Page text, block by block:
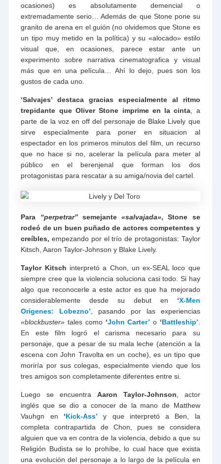
ocasiones) es absolutamente demencial o
extremadamente serio… Además de que Stone pone su
granito de arena en el guión (no olvidemos que Stone es
un tipo muy metido en la política) y su «alocado» estilo
visual que, en ocasiones, parece estar ante un
experimento sobre narrativa cinematografica y visual
más que en una película… Ahí lo dejo, pues son los
gustos de cada uno.
‘Salvajes’ destaca gracias especialmente al ritmo
trepidante que Oliver Stone imprime en la cinta, a
parte de la voz en off del personaje de Blake Lively que
sirve especialmente para poner en situacion al
espectador en los primeros minutos del film, un recurso
que no hace si no, acelerar la película para meter al
público en el berenjenal que forman los dos
protagonistas para rescatar a su amiga/novia del cartel.
Para “perpetrar”semejante«salvajada», Stone se
rodeó de un buen puñado de actores competentes y
creíbles, empezando por el trío de protagonistas: Taylor
Kitsch, Aaron Taylor-Johnson y Blake Lively.
Taylor Kitsch interpretó a Chon, un ex-SEAL loco que
siempre cree que la violencia soluciona casi todo. Si hay
algo que reconocerle a este actor es que ha mejorado
considerablemente desde su debut en ‘X-Men
Origenes: Lobezno’, pasando por las experiencias
«blockbuster» tales como‘John Carter’ o ‘Battleship’.
En este film logró el carisma necesario para su
personaje, que a pesar de su mala leche (atención a la
escena con John Travolta en un coche), es un tipo que
moriría por sus colegas, especialmente viendo que los
tres amigos son completamente diferentes entre si.
Luego se encuentra Aaron Taylor-Johnson, actor
inglés que se dio a conocer de la mano de Matthew
Vauhgn en ‘Kick-Ass’ y que interpretó a Ben, la
completa contrapartida de Chon, pues se considera
alguien que va en contra de la violencia, debido a que su
Religión Budista se lo prohíbe, lo cual hace que exista
una evolución del personaje a lo largo de la película en